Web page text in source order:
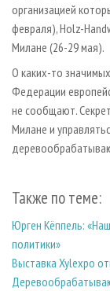
ИНСТРУМЕНТ
БИБЛИОТЕКА
организацией
февраля), Holz-
Милане (26-29 мая).
О каких-то
Федерации
не сообщают.
Милане и
Также по теме:
Юрген Кёппель:
политики»
Выставка Xylexpo